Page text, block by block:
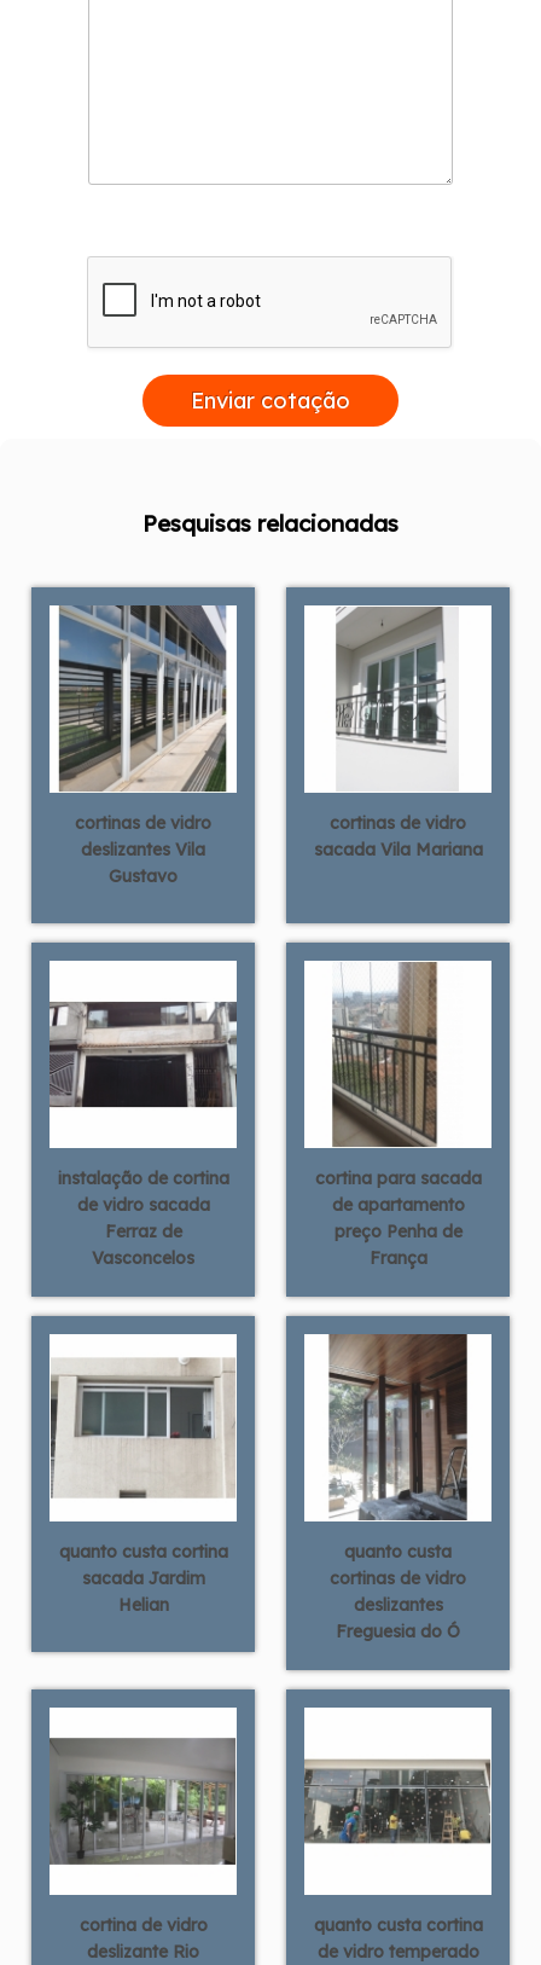
Enviar cotação
Pesquisas relacionadas
cortinas de vidro
deslizantes Vila
Gustavo
cortinas de vidro
sacada Vila Mariana
instalação de cortina
de vidro sacada
Ferraz de
Vasconcelos
cortina para sacada
de apartamento
preço Penha de
França
quanto custa cortina
sacada Jardim
Helian
quanto custa
cortinas de vidro
deslizantes
Freguesia do Ó
cortina de vidro
deslizante Rio
quanto custa cortina
de vidro temperado